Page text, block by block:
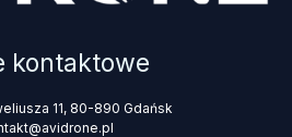
kontaktowe
11, 80-890 Gdańsk